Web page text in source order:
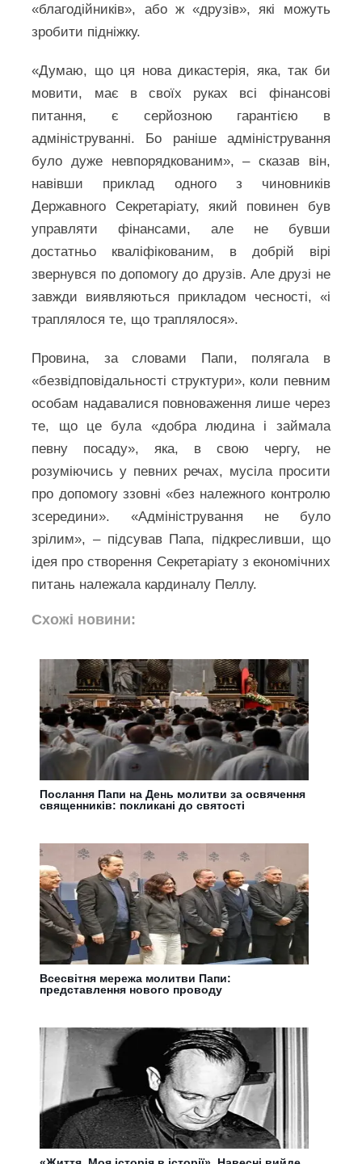
«благодійників», або ж «друзів», які можуть
зробити підніжку.
«Думаю, що ця нова дикастерія, яка, так би
мовити, має в своїх руках всі фінансові
питання, є серйозною гарантією в
адмініструванні. Бо раніше адміністрування
було дуже невпорядкованим», – сказав він,
навівши приклад одного з чиновників
Державного Секретаріату, який повинен був
управляти фінансами, але не бувши
достатньо кваліфікованим, в добрій вірі
звернувся по допомогу до друзів. Але друзі не
завжди виявляються прикладом чесності, «і
траплялося те, що траплялося».
Провина, за словами Папи, полягала в
«безвідповідальності структури», коли певним
особам надавалися повноваження лише через
те, що це була «добра людина і займала
певну посаду», яка, в свою чергу, не
розуміючись у певних речах, мусіла просити
про допомогу ззовні «без належного контролю
зсередини». «Адміністрування не було
зрілим», – підсував Папа, підкресливши, що
ідея про створення Секретаріату з економічних
питань належала кардиналу Пеллу.
Схожі новини:
Послання Папи на День молитви за освячення
священників: покликані до святості
Всесвітня мережа молитви Папи:
представлення нового проводу